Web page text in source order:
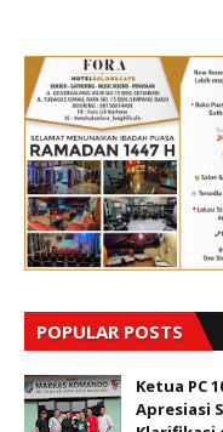
POPULAR POSTS
Ketua PC
Apresiasi